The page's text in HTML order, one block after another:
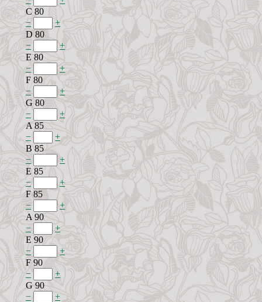
C 80
−
+
D 80
−
+
E 80
−
+
F 80
−
+
G 80
−
+
A 85
−
+
B 85
−
+
E 85
−
+
F 85
−
+
A 90
−
+
E 90
−
+
F 90
−
+
G 90
−
+